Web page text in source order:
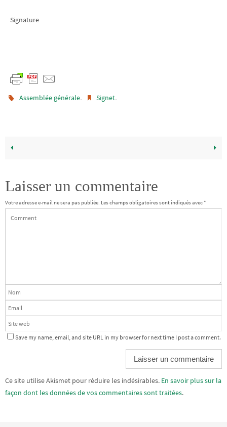
Signature
Assemblée générale. Signet.
Laisser un commentaire
Votre adresse e-mail ne sera pas publiée. Les champs obligatoires sont indiqués avec*
Save my name, email, and site URL in my browser for next time I post a comment.
Alternative:
Ce site utilise Akismet pour réduire les indésirables. En savoir plus sur la
façon dont les données de vos commentaires sont traitées.